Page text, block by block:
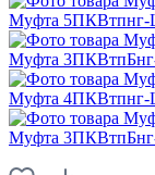
Муфта 5ПКВтпнг-
Муфта
Муфта 4ПКВтпнг-
Муфта